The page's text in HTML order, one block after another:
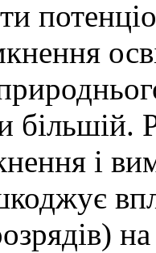
більшій.
і